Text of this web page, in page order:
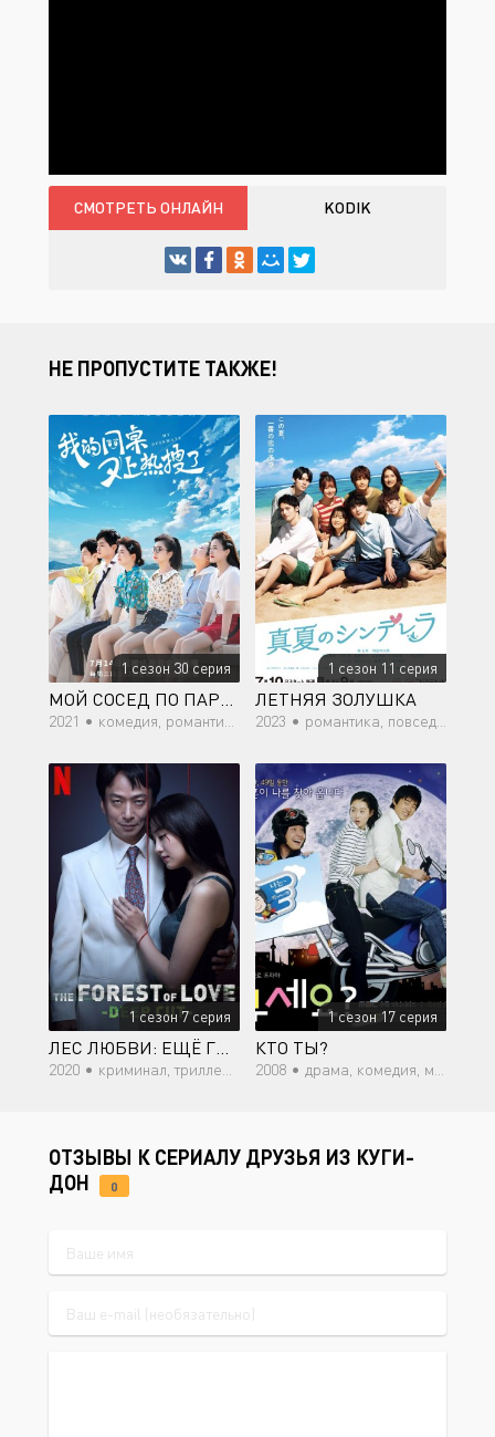
СМОТРЕТЬ ОНЛАЙН KODIK
НЕ ПРОПУСТИТЕ ТАКЖЕ!
1 сезон 30 серия
МОЙ СОСЕД ПО ПАРТЕ
2021 • комедия, романтика, молодость
1 сезон 11 серия
ЛЕТНЯЯ ЗОЛУШКА
2023 • романтика, повседневность, молодость
1 сезон 7 серия
ЛЕС ЛЮБВИ: ЕЩЁ ГЛУБЖЕ
2020 • криминал, триллер, мистика, психология
1 сезон 17 серия
КТО ТЫ?
2008 • драма, комедия, мистика, романтика, сверхъестественное
ОТЗЫВЫ К СЕРИАЛУ ДРУЗЬЯ ИЗ КУГИ-
ДОН
0